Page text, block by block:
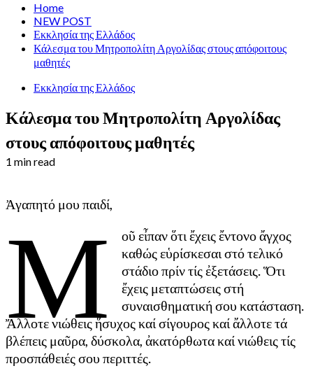
Home
NEW POST
Εκκλησία της Ελλάδος
Κάλεσμα του Μητροπολίτη Αργολίδας στους απόφοιτους
μαθητές
Εκκλησία της Ελλάδος
Κάλεσμα του Μητροπολίτη Αργολίδας
στους απόφοιτους μαθητές
1 min read
Ἀγαπητό μου παιδί,
Μ
οῦ εἶπαν ὅτι ἔχεις ἔντονο ἄγχος
καθώς εὑρίσκεσαι στό τελικό
στάδιο πρίν τίς ἐξετάσεις. Ὅτι
ἔχεις μεταπτώσεις στή
συναισθηματική σου κατάσταση.
Ἄλλοτε νιώθεις ἥσυχος καί σίγουρος καί ἄλλοτε τά
βλέπεις μαῦρα, δύσκολα, ἀκατόρθωτα καί νιώθεις τίς
προσπάθειές σου περιττές.